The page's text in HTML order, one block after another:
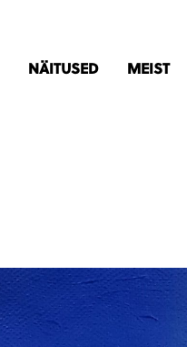
NÄITUSED MEIST